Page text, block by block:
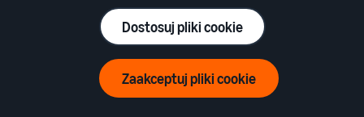
Polski
Poland
Dostosuj pliki cookie
Zaakceptuj pliki cookie